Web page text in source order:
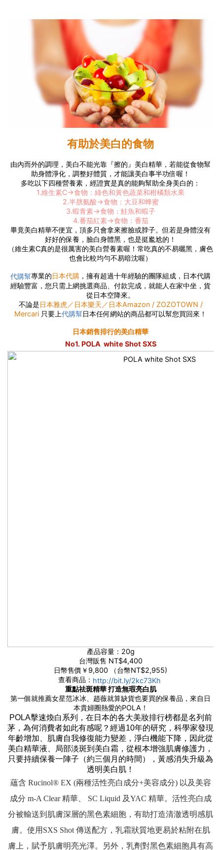
有助於美白的食物
由內而外的調理，美白不能光靠『擦的』美白精華，若能從食物幫
助身體淨化，調整好體質，才能讓美白事半功倍喔！
多吃以下四種營養素，經證實是真的能夠幫助全身美白的：
1.維生素C→食物：綠色和黃色蔬菜和柑橘類水果
2.半胱氨酸→食物：大豆和蜂蜜
3.蝦青素→食物：鮭魚和蝦子
4.番茄紅素→食物：番茄
畢竟美白精華不便宜，頂多只會拿來擦臉或脖子。但若是身體沒有
好好的保養，臉白身體黑，也是挺尷尬的！
（維生素C真的是很厲害的美白營養素喔！常吃真的不易曬黑，膚色
也會比較均勻不易暗沈喔）
代購幫專業的日本代購 ，擁有超過十年經驗的團隊組成，日本代購
經驗豐富，您只需上網挑選商品、付款完成，就能人在家中坐，貨
從日本空降來。
不論是日本雅虎／日本樂天／日本Amazon / ZOZOTOWN /
Mercari 只要上代購幫日本任何網站的商品都可以幫您買回來！
日本銷售排行的美白精華
No1. POLA white Shot SXS
產品容量：20g
台灣販售 NT$4,400
日幣售價￥9,800 （台幣NT$2,955)
查看商品： http://bit.ly/2kc73Kh
重點祛斑精華 打造無瑕亮白肌
第一個就推薦女星范冰冰、趙薇就算缺貨也要買的保養品，來自日
本貴婦圈熱愛的POLA！
POLA擊速煥白系列，在日本的各大美妝排行榜都是名列前
茅，為何消費者如此有感呢？經過10年的研究，科學家發現
年齡增加、肌膚自我修復能力變差，淨白機能下降，因此從
美白精華液、局部淡斑到美白霜，從根本增強肌膚修護力，
只要持續保養一陣子（約三個月的時間），黃感消失升級為
透明美白肌！
蘊含 Rucinol® EX (兩種活性亮白成分+美容成分) 以及美容
成分 m-A Clear 精華、 SC Liquid 及YAC 精華。活性亮白成
分被輸送到肌膚深層的黑色素細胞，有助打造清澈透明感肌
膚。使用SXS Shot 傳送配方，乳霜狀質地更易於粘附在肌
膚上，賦予肌膚明亮光澤。另外，乳劑對黑色素細胞具有高